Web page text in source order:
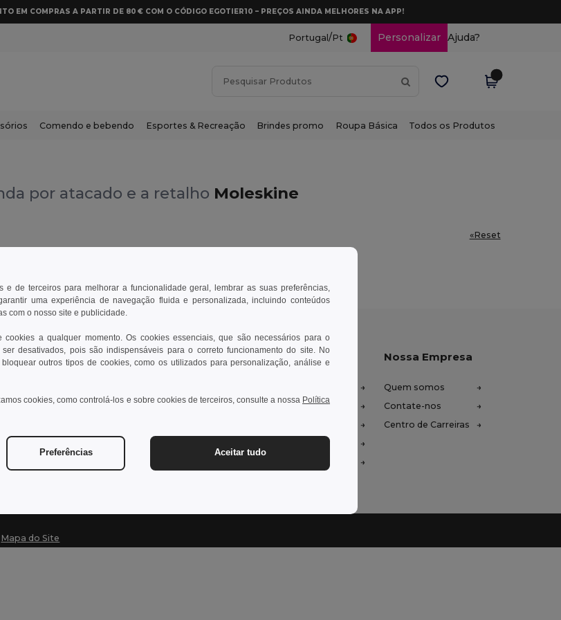
EM COMPRAS A PARTIR DE 80 € COM O CÓDIGO EGOTIER10 – PREÇOS AINDA MELHORES NA APP!
Portugal /Pt Personalizar Ajuda?
Comendo e bebendo Esportes & Recreação Brindes promo Roupa Básica Todos os Produtos
por atacado e a retalho Moleskine
«Reset
Contate-nos
cliente@egotier.pt
vendas@egotier.pt
Deixe-nos ajudar
Preços de Atacado
Nossa Empresa
Quem somos
Contate-nos
Centro de Carreiras
Mapa do Site
e de terceiros para melhorar a funcionalidade geral, lembrar as suas preferências,
uma experiência de navegação fluida e personalizada, incluindo conteúdos
com o nosso site e publicidade.
cookies a qualquer momento. Os cookies essenciais, que são necessários para o
desativados, pois são indispensáveis para o correto funcionamento do site. No
outros tipos de cookies, como os utilizados para personalização, análise e
cookies, como controlá-los e sobre cookies de terceiros, consulte a nossa Política
Preferências Aceitar tudo